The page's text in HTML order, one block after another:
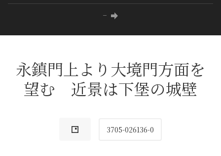
−
永鎮門上より大境門方面を
望む 近景は下堡の城壁
3705-026136-0